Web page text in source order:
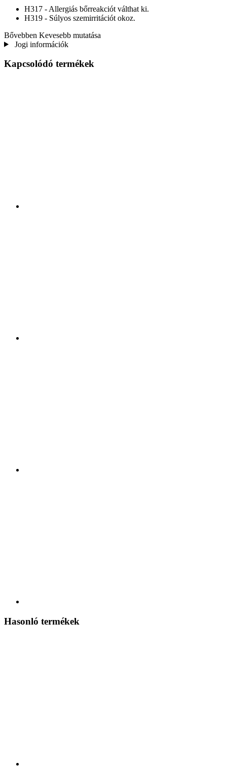
H317 - Allergiás bőrreakciót válthat ki.
H319 - Súlyos szemirritációt okoz.
Bővebben Kevesebb mutatása
Jogi információk
Kapcsolódó termékek
Hasonló termékek